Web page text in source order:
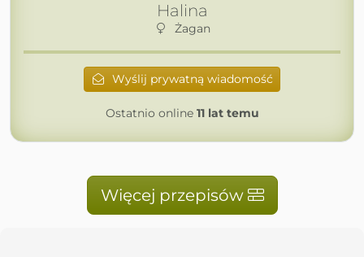
Halina
Żagan
Wyślij prywatną wiadomość
Ostatnio online 11 lat temu
Więcej przepisów